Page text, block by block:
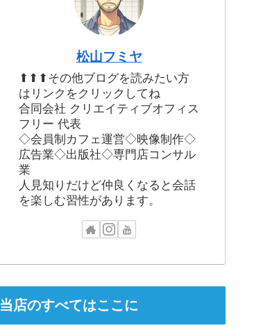
松山フミヤ
⬆⬆⬆その他ブログを読みたい方
はリンクをクリックしてね
合同会社 クリエイティブオフィス
フリー 代表
◇会員制カフェ運営◇映像制作◇
広告業◇出版社◇専門店コンサル
業
人見知りだけど仲良くなると会話
を楽しむ習性があります。
当店のすべてはここに